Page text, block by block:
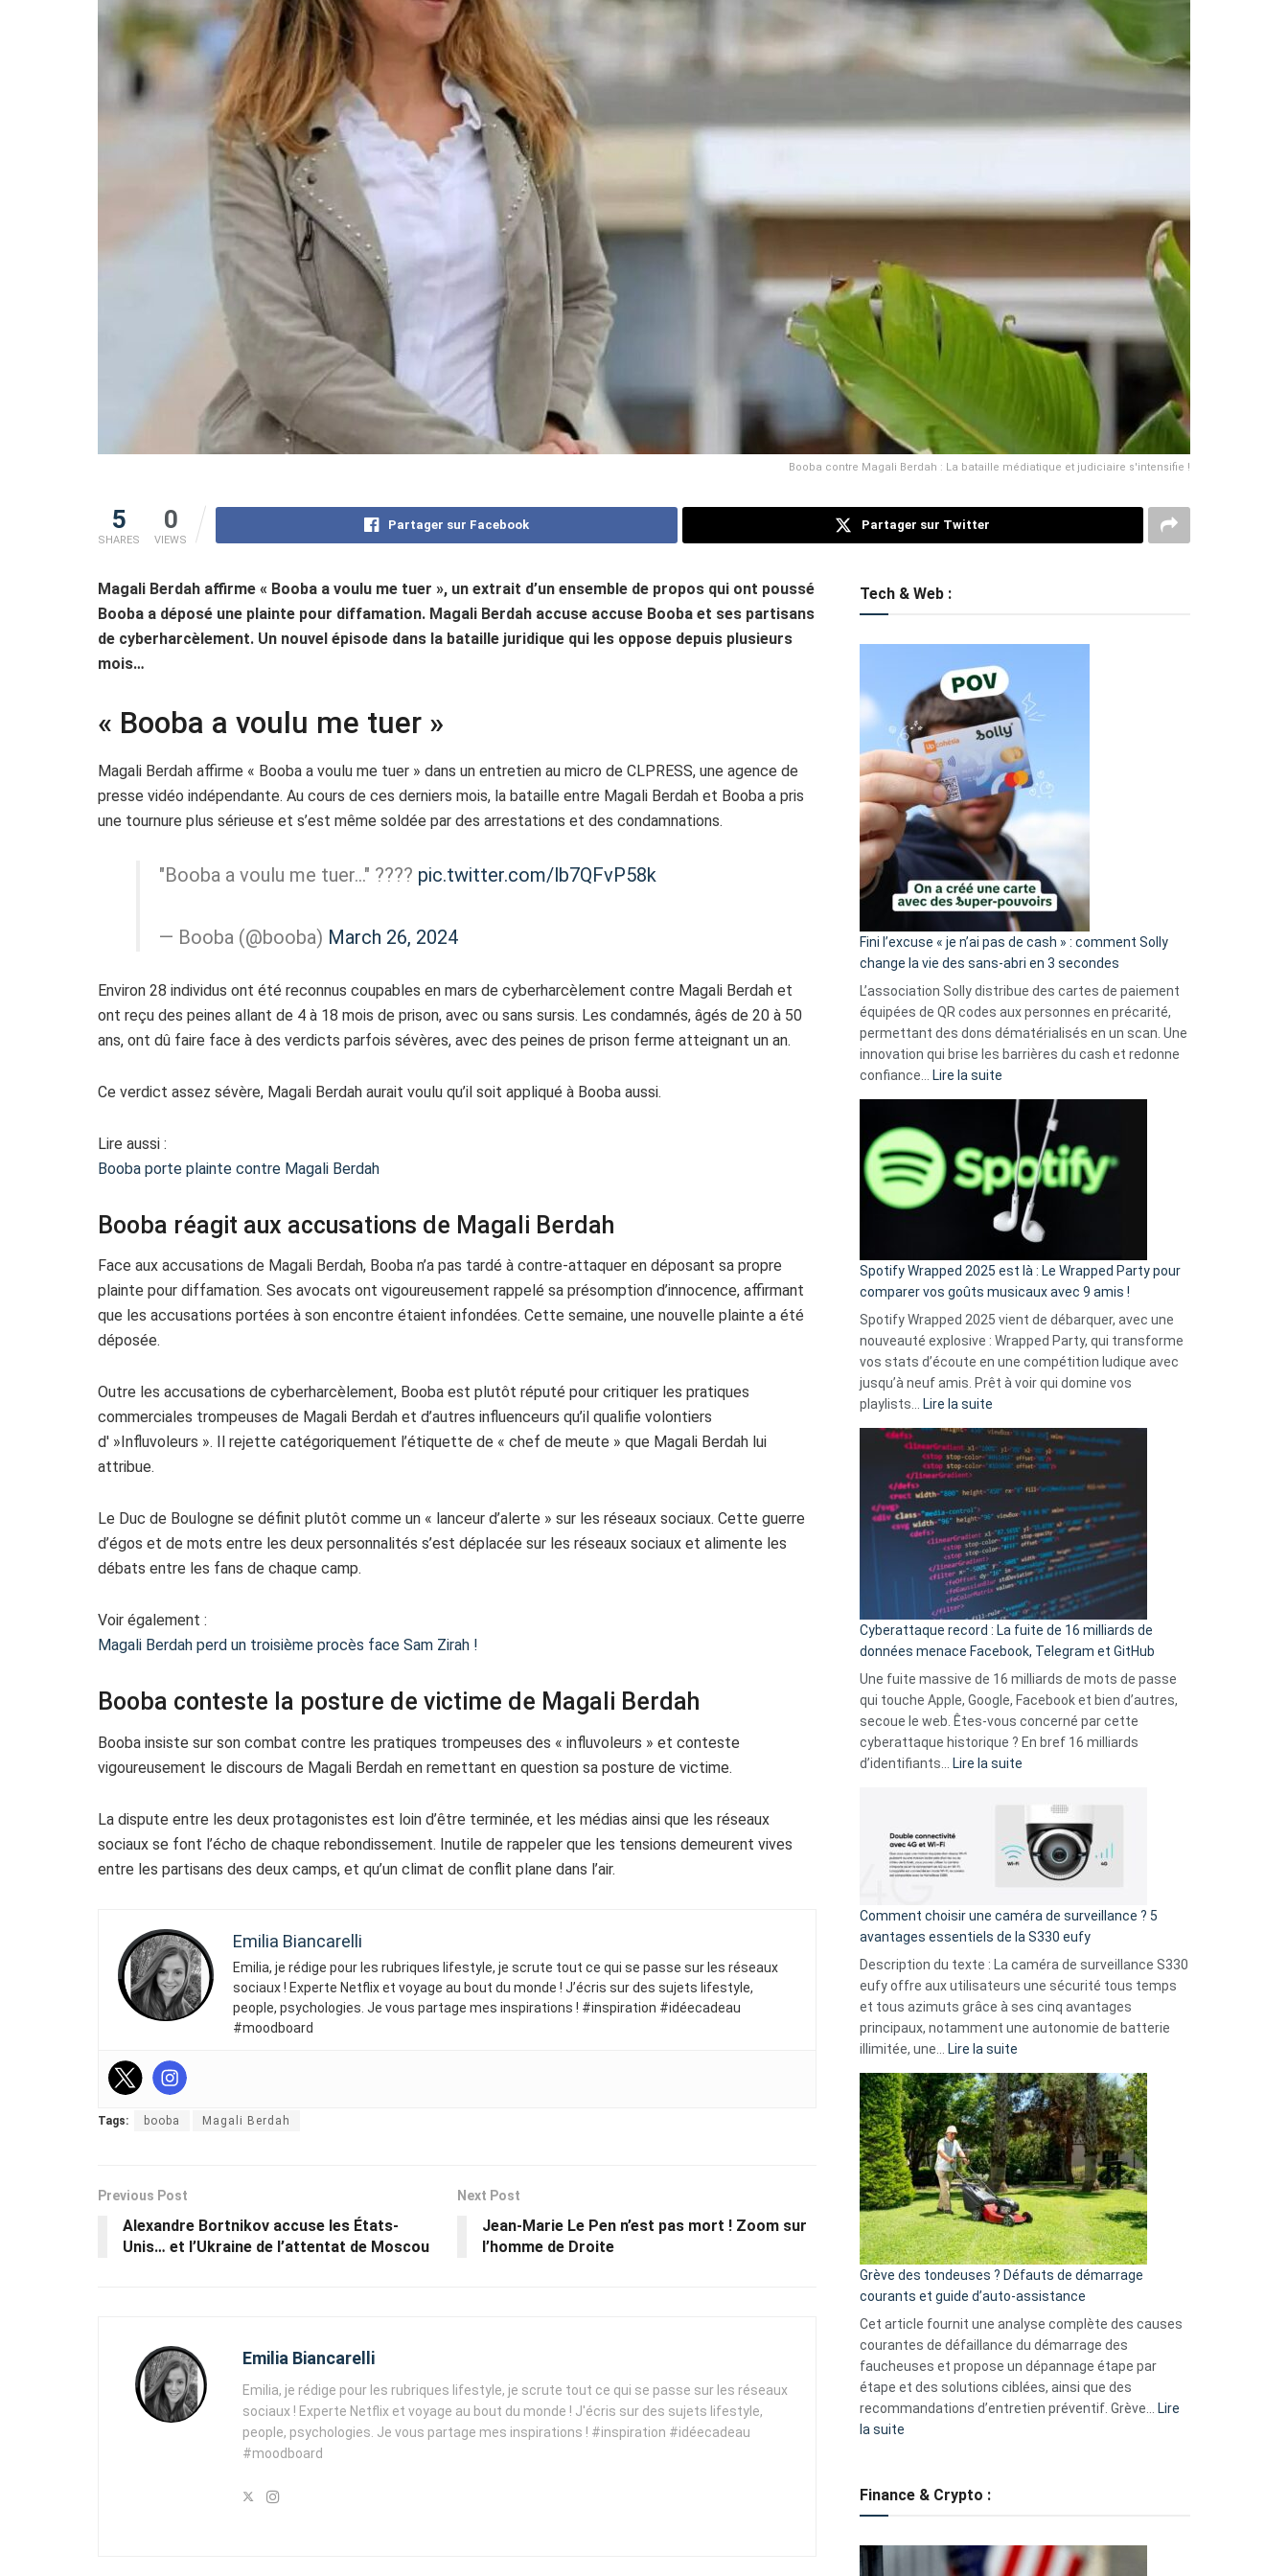
Booba contre Magali Berdah : La bataille médiatique et judiciaire s'intensifie !
5
SHARES
0
VIEWS
Partager sur Facebook Partager sur Twitter
Magali Berdah affirme « Booba a voulu me tuer », un extrait d’un ensemble de propos qui ont poussé
Booba a déposé une plainte pour diffamation. Magali Berdah accuse accuse Booba et ses partisans
de cyberharcèlement. Un nouvel épisode dans la bataille juridique qui les oppose depuis plusieurs
mois…
« Booba a voulu me tuer »
Magali Berdah affirme « Booba a voulu me tuer » dans un entretien au micro de CLPRESS, une agence de
presse vidéo indépendante. Au cours de ces derniers mois, la bataille entre Magali Berdah et Booba a pris
une tournure plus sérieuse et s’est même soldée par des arrestations et des condamnations.
"Booba a voulu me tuer…" ???? pic.twitter.com/lb7QFvP58k
— Booba (@booba) March 26, 2024
Environ 28 individus ont été reconnus coupables en mars de cyberharcèlement contre Magali Berdah et
ont reçu des peines allant de 4 à 18 mois de prison, avec ou sans sursis. Les condamnés, âgés de 20 à 50
ans, ont dû faire face à des verdicts parfois sévères, avec des peines de prison ferme atteignant un an.
Ce verdict assez sévère, Magali Berdah aurait voulu qu’il soit appliqué à Booba aussi.
Lire aussi :
Booba porte plainte contre Magali Berdah
Booba réagit aux accusations de Magali Berdah
Face aux accusations de Magali Berdah, Booba n’a pas tardé à contre-attaquer en déposant sa propre
plainte pour diffamation. Ses avocats ont vigoureusement rappelé sa présomption d’innocence, affirmant
que les accusations portées à son encontre étaient infondées. Cette semaine, une nouvelle plainte a été
déposée.
Outre les accusations de cyberharcèlement, Booba est plutôt réputé pour critiquer les pratiques
commerciales trompeuses de Magali Berdah et d’autres influenceurs qu’il qualifie volontiers
d' »Influvoleurs ». Il rejette catégoriquement l’étiquette de « chef de meute » que Magali Berdah lui
attribue.
Le Duc de Boulogne se définit plutôt comme un « lanceur d’alerte » sur les réseaux sociaux. Cette guerre
d’égos et de mots entre les deux personnalités s’est déplacée sur les réseaux sociaux et alimente les
débats entre les fans de chaque camp.
Voir également :
Magali Berdah perd un troisième procès face Sam Zirah !
Booba conteste la posture de victime de Magali Berdah
Booba insiste sur son combat contre les pratiques trompeuses des « influvoleurs » et conteste
vigoureusement le discours de Magali Berdah en remettant en question sa posture de victime.
La dispute entre les deux protagonistes est loin d’être terminée, et les médias ainsi que les réseaux
sociaux se font l’écho de chaque rebondissement. Inutile de rappeler que les tensions demeurent vives
entre les partisans des deux camps, et qu’un climat de conflit plane dans l’air.
Emilia Biancarelli
Emilia, je rédige pour les rubriques lifestyle, je scrute tout ce qui se passe sur les réseaux
sociaux ! Experte Netflix et voyage au bout du monde ! J’écris sur des sujets lifestyle,
people, psychologies. Je vous partage mes inspirations ! #inspiration #idéecadeau
#moodboard
Tags: booba Magali Berdah
Previous Post
Alexandre Bortnikov accuse les États-
Unis… et l’Ukraine de l’attentat de Moscou
Next Post
Jean-Marie Le Pen n’est pas mort ! Zoom sur
l’homme de Droite
Emilia Biancarelli
Emilia, je rédige pour les rubriques lifestyle, je scrute tout ce qui se passe sur les réseaux
sociaux ! Experte Netflix et voyage au bout du monde ! J'écris sur des sujets lifestyle,
people, psychologies. Je vous partage mes inspirations ! #inspiration #idéecadeau
#moodboard
Tech & Web :
Fini l’excuse « je n’ai pas de cash » : comment Solly
change la vie des sans-abri en 3 secondes
L’association Solly distribue des cartes de paiement
équipées de QR codes aux personnes en précarité,
permettant des dons dématérialisés en un scan. Une
innovation qui brise les barrières du cash et redonne
confiance…
Lire la suite
l’excuse
je
n’ai
pas
de
cash
»
Solly
change
la
vie
sans-
abri
en
3
secondes
Spotify Wrapped 2025 est là : Le Wrapped Party pour
comparer vos goûts musicaux avec 9 amis !
Spotify Wrapped 2025 vient de débarquer, avec une
nouveauté explosive : Wrapped Party, qui transforme
vos stats d’écoute en une compétition ludique avec
jusqu’à neuf amis. Prêt à voir qui domine vos
playlists…
Lire la suite
Wrapped
2025
est
:
Le
Wrapped
Party
pour
comparer
vos
goûts
musicaux
avec
9
amis
Cyberattaque record : La fuite de 16 milliards de
données menace Facebook, Telegram et GitHub
Une fuite massive de 16 milliards de mots de passe
qui touche Apple, Google, Facebook et bien d’autres,
secoue le web. Êtes-vous concerné par cette
cyberattaque historique ? En bref 16 milliards
d’identifiants…
Lire la suite
record
La
fuite
16
milliards
données
menace
Facebook,
Telegram
GitHub
Comment choisir une caméra de surveillance ? 5
avantages essentiels de la S330 eufy
Description du texte : La caméra de surveillance S330
eufy offre aux utilisateurs une sécurité tous temps
et tous azimuts grâce à ses cinq avantages
principaux, notamment une autonomie de batterie
illimitée, une…
Lire la suite
choisir
une
caméra
de
surveillance
?
5
avantages
essentiels
de
la
S330
eufy
Grève des tondeuses ? Défauts de démarrage
courants et guide d’auto-assistance
Cet article fournit une analyse complète des causes
courantes de défaillance du démarrage des
faucheuses et propose un dépannage étape par
étape et des solutions ciblées, ainsi que des
recommandations d’entretien préventif. Grève…
Lire
la suite
tondeuses
Finance & Crypto :